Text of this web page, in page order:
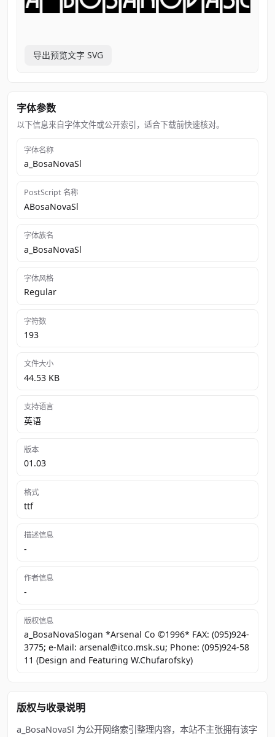
导出预览文字 SVG
字体参数
以下信息来自字体文件或公开索引，适合下载前快速核对。
字体名称
a_BosaNovaSl
PostScript 名称
ABosaNovaSl
字体族名
a_BosaNovaSl
字体风格
Regular
字符数
193
文件大小
44.53 KB
支持语言
英语
版本
01.03
格式
ttf
描述信息
-
作者信息
-
版权信息
a_BosaNovaSlogan *Arsenal Co ©1996* FAX: (095)924-
3775; e-Mail: arsenal@itco.msk.su; Phone: (095)924-58
11 (Design and Featuring W.Chufarofsky)
版权与收录说明
a_BosaNovaSl 为公开网络索引整理内容，本站不主张拥有该字